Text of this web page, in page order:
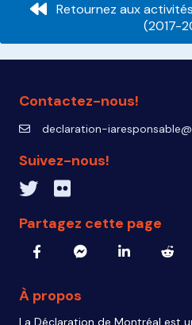
Retournez aux
(2017-
Contactez-nous!
declaration-
declaration-
Suivez-nous!
Twitter inven_TFlickr IA Responsable
Partagez cette page
À propos
La Déclaration de Montréal est